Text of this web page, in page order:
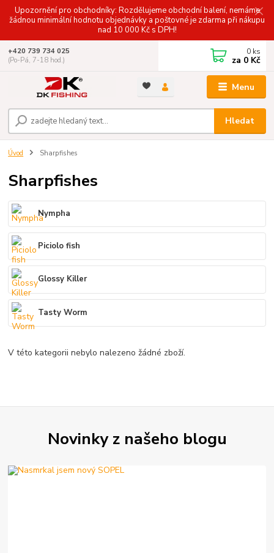
Upozornění pro obchodníky: Rozdělujeme obchodní balení, nemáme
žádnou minimální hodnotu objednávky a poštovné je zdarma při nákupu
nad 10 000 Kč s DPH!
Menu
Hledat
+420 739 734 025
(Po-Pá, 7-18 hod.)
0 ks
za 0 Kč
Úvod Sharpfishes
Sharpfishes
Nympha
Piciolo fish
Glossy Killer
Tasty Worm
V této kategorii nebylo nalezeno žádné zboží.
Novinky z našeho blogu